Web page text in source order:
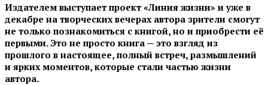
Издателем выступает проект «Линия жизни» и уже в
декабре на творческих вечерах автора зрители смогут
не только познакомиться с книгой, но и приобрести её
первыми. Это не просто книга — это взгляд из
прошлого в настоящее, полный встреч, размышлений
и ярких моментов, которые стали частью жизни
автора.